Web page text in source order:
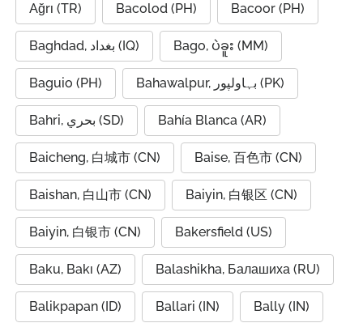
Ağrı (TR) Bacolod (PH) Bacoor (PH)
Baghdad, بغداد (IQ) Bago, ပဲခူး (MM)
Baguio (PH) Bahawalpur, بہاولپور (PK)
Bahri, بحري (SD) Bahía Blanca (AR)
Baicheng, 白城市 (CN) Baise, 百色市 (CN)
Baishan, 白山市 (CN) Baiyin, 白银区 (CN)
Baiyin, 白银市 (CN) Bakersfield (US)
Baku, Bakı (AZ) Balashikha, Балашиха (RU)
Balikpapan (ID) Ballari (IN) Bally (IN)